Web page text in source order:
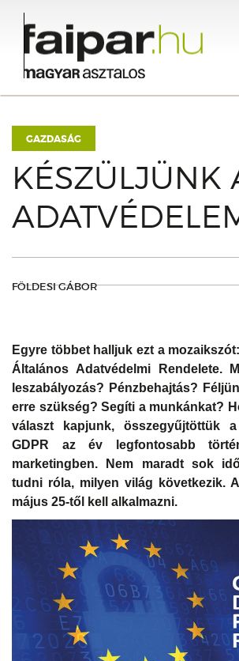
GAZDASÁG
KÉSZÜLJÜNK
FÖLDESI GÁBOR
Egyre többet halljuk ezt a
Általános Adatvédelmi Rendelete.
leszabályozás? Pénzbehajtás?
erre szükség? Segíti a munkánkat?
választ kapjunk, összegyűjtöttük
GDPR az év legfontosabb
marketingben. Nem maradt sok
tudni róla, milyen világ következik.
május 25-től kell alkalmazni.